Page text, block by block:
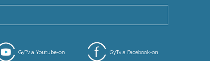
GyTv a Facebook-on
GyTv a Youtube-on